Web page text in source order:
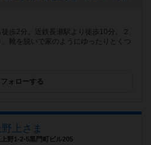
歩2分。近鉄長瀬駅より徒歩10分。２
靴を脱いで家のようにゆったりとくつ
フォローする
野上さま
野1-2-5黒門町ビル205